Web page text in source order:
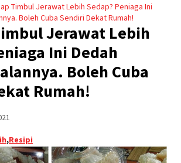
Timbul Jerawat Lebih Sedap? Peniaga Ini
Boleh Cuba Sendiri Dekat Rumah!
Jerawat Lebih
Ini Dedah
Boleh Cuba
Rumah!
,Resipi